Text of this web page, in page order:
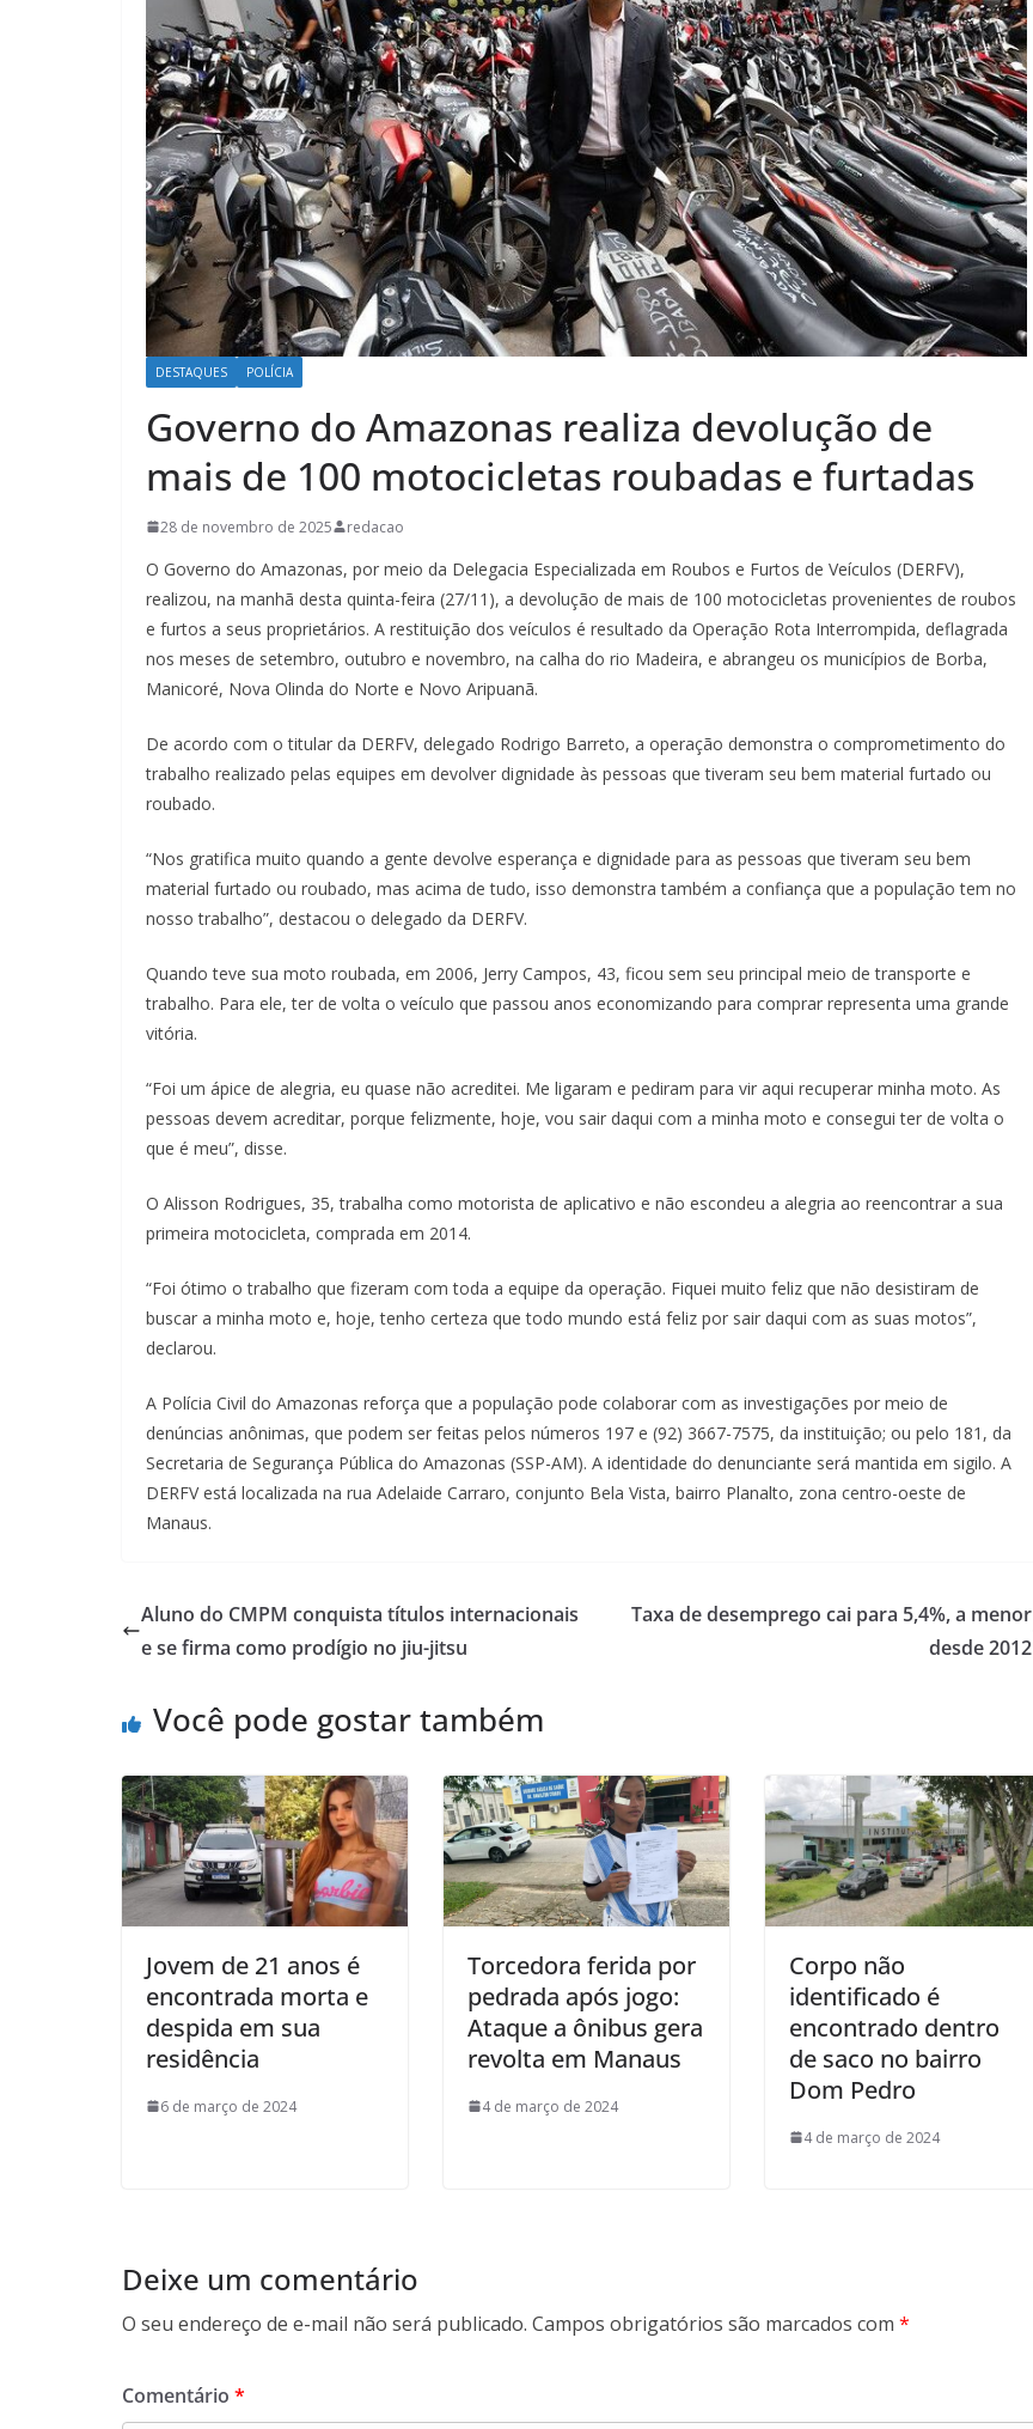
DESTAQUES POLÍCIA
Governo do Amazonas realiza devolução de
mais de 100 motocicletas roubadas e furtadas
28 de novembro de 2025 redacao
O Governo do Amazonas, por meio da Delegacia Especializada em Roubos e Furtos de Veículos (DERFV),
realizou, na manhã desta quinta-feira (27/11), a devolução de mais de 100 motocicletas provenientes de roubos
e furtos a seus proprietários. A restituição dos veículos é resultado da Operação Rota Interrompida, deflagrada
nos meses de setembro, outubro e novembro, na calha do rio Madeira, e abrangeu os municípios de Borba,
Manicoré, Nova Olinda do Norte e Novo Aripuanã.
De acordo com o titular da DERFV, delegado Rodrigo Barreto, a operação demonstra o comprometimento do
trabalho realizado pelas equipes em devolver dignidade às pessoas que tiveram seu bem material furtado ou
roubado.
“Nos gratifica muito quando a gente devolve esperança e dignidade para as pessoas que tiveram seu bem
material furtado ou roubado, mas acima de tudo, isso demonstra também a confiança que a população tem no
nosso trabalho”, destacou o delegado da DERFV.
Quando teve sua moto roubada, em 2006, Jerry Campos, 43, ficou sem seu principal meio de transporte e
trabalho. Para ele, ter de volta o veículo que passou anos economizando para comprar representa uma grande
vitória.
“Foi um ápice de alegria, eu quase não acreditei. Me ligaram e pediram para vir aqui recuperar minha moto. As
pessoas devem acreditar, porque felizmente, hoje, vou sair daqui com a minha moto e consegui ter de volta o
que é meu”, disse.
O Alisson Rodrigues, 35, trabalha como motorista de aplicativo e não escondeu a alegria ao reencontrar a sua
primeira motocicleta, comprada em 2014.
“Foi ótimo o trabalho que fizeram com toda a equipe da operação. Fiquei muito feliz que não desistiram de
buscar a minha moto e, hoje, tenho certeza que todo mundo está feliz por sair daqui com as suas motos”,
declarou.
A Polícia Civil do Amazonas reforça que a população pode colaborar com as investigações por meio de
denúncias anônimas, que podem ser feitas pelos números 197 e (92) 3667-7575, da instituição; ou pelo 181, da
Secretaria de Segurança Pública do Amazonas (SSP-AM). A identidade do denunciante será mantida em sigilo. A
DERFV está localizada na rua Adelaide Carraro, conjunto Bela Vista, bairro Planalto, zona centro-oeste de
Manaus.
Aluno do CMPM conquista títulos internacionais
e se firma como prodígio no jiu-jitsu
Taxa de desemprego cai para 5,4%, a menor
desde 2012
Você pode gostar também
Jovem de 21 anos é
encontrada morta e
despida em sua
residência
6 de março de 2024
Torcedora ferida por
pedrada após jogo:
Ataque a ônibus gera
revolta em Manaus
4 de março de 2024
Corpo não
identificado é
encontrado dentro
de saco no bairro
Dom Pedro
4 de março de 2024
Deixe um comentário
O seu endereço de e-mail não será publicado. Campos obrigatórios são marcados com *
Comentário *